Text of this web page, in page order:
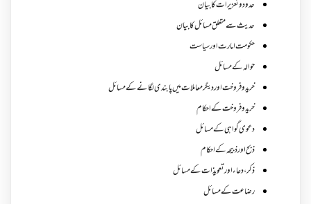
حدود و تعزیرات کا بیان
حدیث سے متعلق مسائل کا بیان
حکومت امارت اور سیاست
حوالہ کے مسائل
خرید و فروخت اور دیگر معاملات میں پابندی لگانے کے مسائل
خرید و فروخت کے احکام
دعوی گواہی کے مسائل
ذبح اور ذبیحہ کے احکام
ذکر،دعاء اور تعویذات کے مسائل
رضاعت کے مسائل